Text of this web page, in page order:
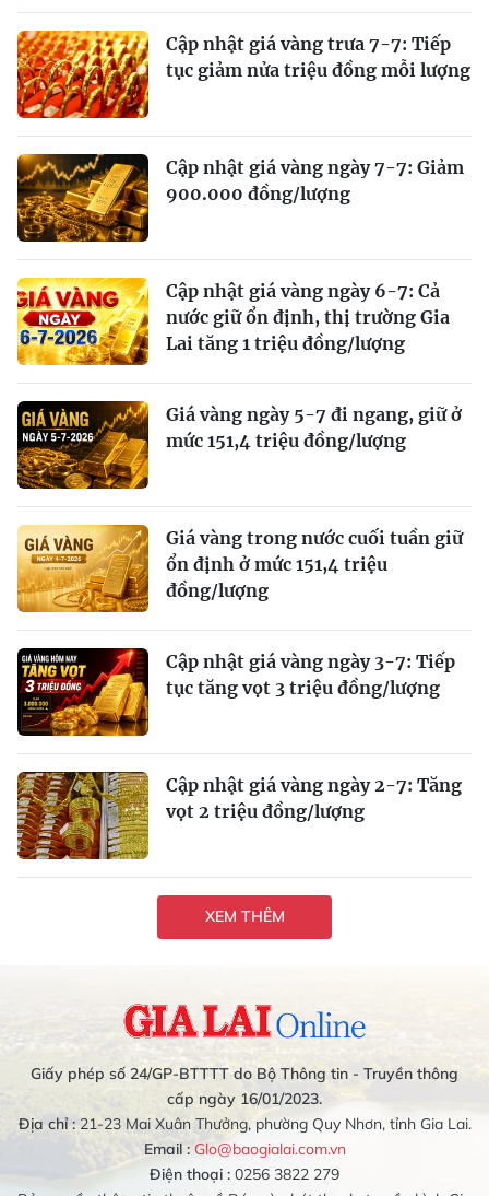
Cập nhật giá vàng trưa 7-7: Tiếp
tục giảm nửa triệu đồng mỗi lượng
Cập nhật giá vàng ngày 7-7: Giảm
900.000 đồng/lượng
Cập nhật giá vàng ngày 6-7: Cả
nước giữ ổn định, thị trường Gia
Lai tăng 1 triệu đồng/lượng
Giá vàng ngày 5-7 đi ngang, giữ ở
mức 151,4 triệu đồng/lượng
Giá vàng trong nước cuối tuần giữ
ổn định ở mức 151,4 triệu
đồng/lượng
Cập nhật giá vàng ngày 3-7: Tiếp
tục tăng vọt 3 triệu đồng/lượng
Cập nhật giá vàng ngày 2-7: Tăng
vọt 2 triệu đồng/lượng
XEM THÊM
Giấy phép số 24/GP-BTTTT do Bộ Thông tin - Truyền thông
cấp ngày 16/01/2023.
Địa chỉ :21-23 Mai Xuân Thưởng, phường Quy Nhơn, tỉnh Gia Lai.
Email : Glo@baogialai.com.vn
Điện thoại : 0256 3822 279